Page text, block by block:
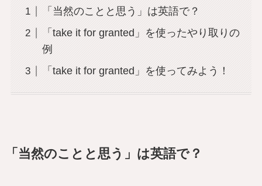
「当然のことと思う」は英語で？
「take it for granted」を使ったやり取りの
例
「take it for granted」を使ってみよう！
「当然のことと思う」は英語で？